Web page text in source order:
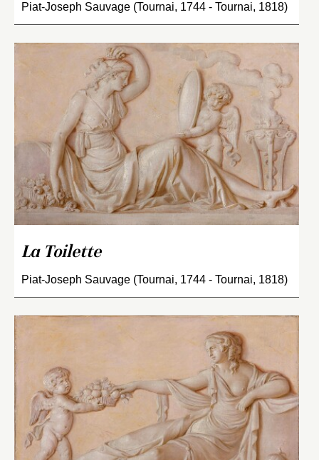
Piat-Joseph Sauvage (Tournai, 1744 - Tournai, 1818)
La Toilette
Piat-Joseph Sauvage (Tournai, 1744 - Tournai, 1818)